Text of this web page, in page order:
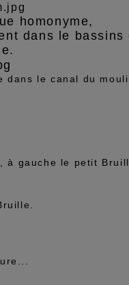
homonyme,
dans le bassins
dans le canal du
à gauche le petit